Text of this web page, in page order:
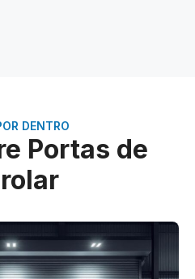
DENTRO
Portas de